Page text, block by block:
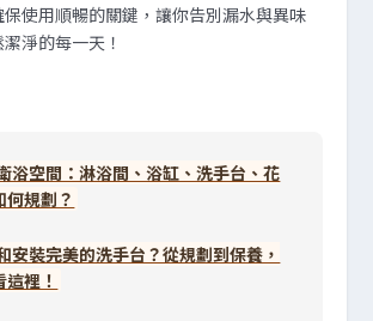
使用順暢的關鍵，讓你告別漏水與異味
淨的每一天！
浴空間：淋浴間、浴缸、洗手台、花
何規劃？
安裝完美的洗手台？從規劃到保養，
裡！